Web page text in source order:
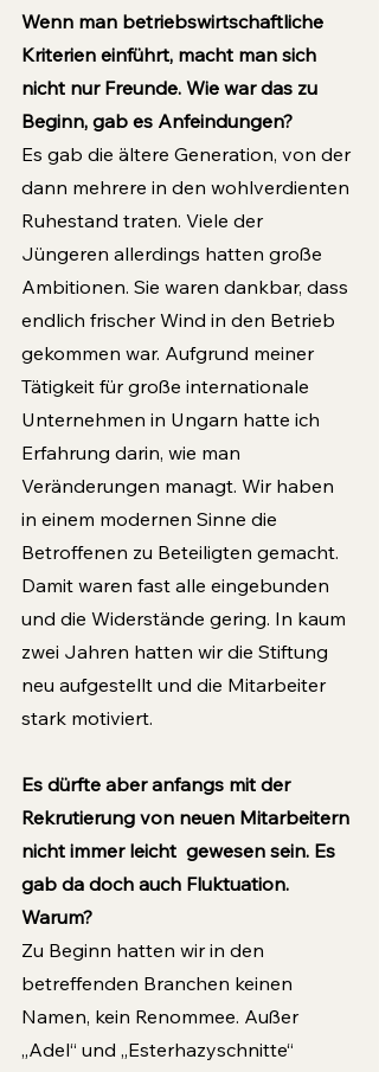
Wenn man betriebswirtschaftliche
Kriterien einführt, macht man sich
nicht nur Freunde. Wie war das zu
Beginn, gab es Anfeindungen?
Es gab die ältere Generation, von der
dann mehrere in den wohlverdienten
Ruhestand traten. Viele der
Jüngeren allerdings hatten große
Ambitionen. Sie waren dankbar, dass
endlich frischer Wind in den Betrieb
gekommen war. Aufgrund meiner
Tätigkeit für große internationale
Unternehmen in Ungarn hatte ich
Erfahrung darin, wie man
Veränderungen managt. Wir haben
in einem modernen Sinne die
Betroffenen zu Beteiligten gemacht.
Damit waren fast alle eingebunden
und die Widerstände gering. In kaum
zwei Jahren hatten wir die Stiftung
neu aufgestellt und die Mitarbeiter
stark motiviert.
Es dürfte aber anfangs mit der
Rekrutierung von neuen Mitarbeitern
nicht immer leicht  gewesen sein. Es
gab da doch auch Fluktuation.
Warum?
Zu Beginn hatten wir in den
betreffenden Branchen keinen
Namen, kein Renommee. Außer
„Adel“ und „Esterhazyschnitte“